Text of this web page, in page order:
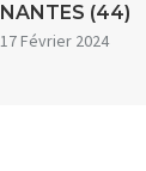
NANTES (44)
17 Février 2024